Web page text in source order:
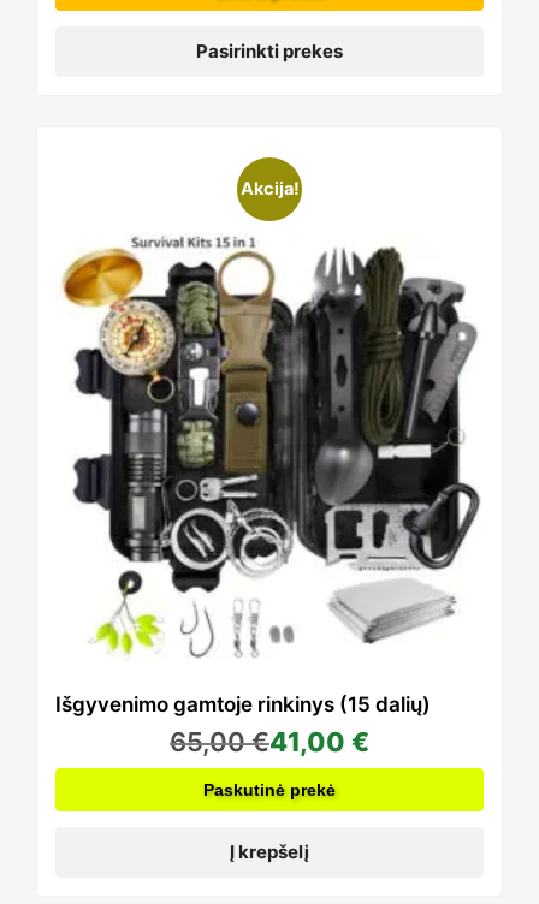
Pasirinkti prekes
the
product
page
Akcija!
Išgyvenimo gamtoje rinkinys (15 dalių)
65,00€41,00 €
Paskutinė prekė
Į krepšelį